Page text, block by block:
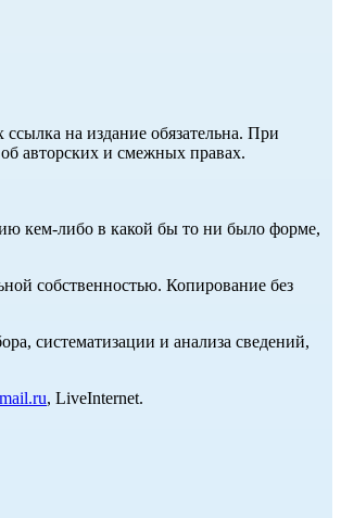
на издание обязательна. При
авторских и смежных правах.
кем-либо в какой бы то ни было форме,
собственностью. Копирование без
систематизации и анализа сведений,
, LiveInternet.